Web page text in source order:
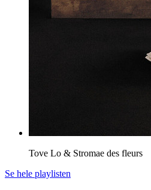
Tove Lo & Stromae des fleurs
Se hele playlisten